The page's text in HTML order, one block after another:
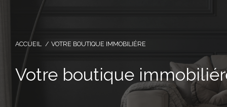
ACCUEIL VOTRE BOUTIQUE IMMOBILIÉRE
Votre boutique